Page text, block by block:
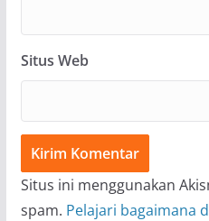
Situs Web
Situs ini menggunakan
spam. Pelajari bagaimana